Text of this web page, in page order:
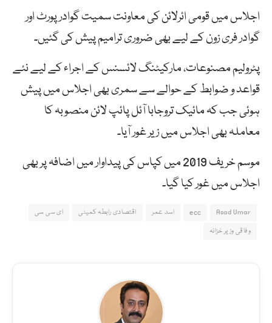
اجلاس میں قومی ائرلائن کی معاونت سمیت گوادر پورٹ اور
گوادر فری زون کے لیے بھی ضروری ترامیم پیش کی گئیں۔
پٹرولیم مصنوعات، مارکیٹنگ لائسنس کے اجراء کے لیے نئے
قواعد و ضوابط کے حوالے سے سمری بھی اجلاس میں پیش
ہوئی جب کہ مائیک تروجابا آئل پائپ لائن منصوبہ کا
معاملہ بھی اجلاس میں زیر غور آیا۔
موسم خریف 2019 میں کپاس کی پیداوار میں اضافہ پر بھی
اجلاس میں غور کیا گیا۔
Asad Umar
ecc اسد عمر اقتصادی رابطہ کمیٹی
ای سی سی
وفاقی وزیر خزانہ